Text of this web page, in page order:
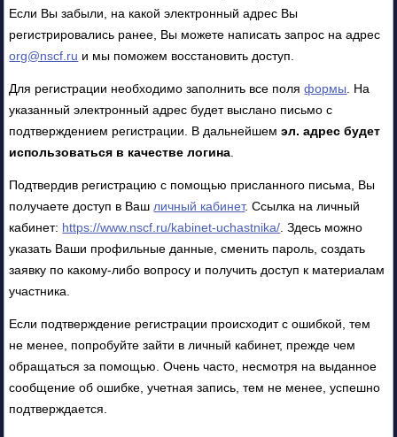
Если Вы забыли, на какой электронный адрес Вы
регистрировались ранее, Вы можете написать запрос на адрес
org@nscf.ru и мы поможем восстановить доступ.
Для регистрации необходимо заполнить все поляформы . На
указанный электронный адрес будет выслано письмо с
подтверждением регистрации. В дальнейшемэл. адрес будет
использоваться в качестве логина
Подтвердив регистрацию с помощью присланного письма, Вы
получаете доступ в Ваш личный кабинет. Ссылка на личный
кабинет: https://www.nscf.ru/kabinet-uchastnika/ . Здесь можно
указать Ваши профильные данные, сменить пароль, создать
заявку по какому-либо вопросу и получить доступ к материалам
участника.
Если подтверждение регистрации происходит с ошибкой, тем
не менее, попробуйте зайти в личный кабинет, прежде чем
обращаться за помощью. Очень часто, несмотря на выданное
сообщение об ошибке, учетная запись, тем не менее, успешно
подтверждается.